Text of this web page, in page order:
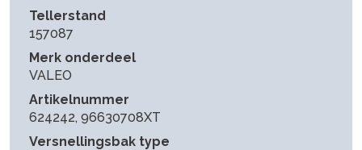
Tellerstand
157087
Merk onderdeel
VALEO
Artikelnummer
624242, 96630708XT
Versnellingsbak type